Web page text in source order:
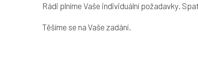
Rádi plníme Vaše individuální požadavky.
Těšíme se na Vaše zadání.